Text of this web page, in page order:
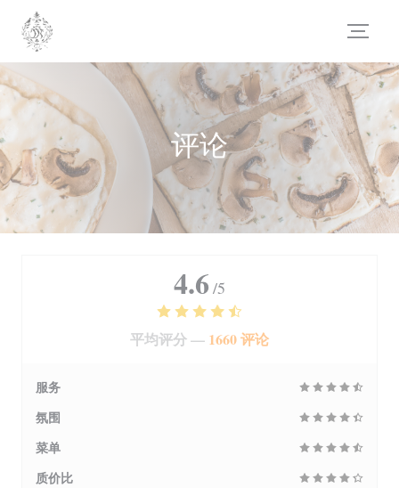
Cookie管理面板
评论
4.6 /5
平均评分 — 1660 评论
服务
氛围
菜单
质价比